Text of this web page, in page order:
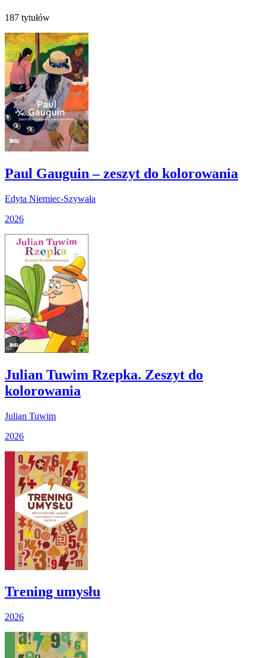
187 tytułów
Paul Gauguin – zeszyt do kolorowania
Edyta Niemiec-Szywała
2026
Julian Tuwim Rzepka. Zeszyt do
kolorowania
Julian Tuwim
2026
Trening umysłu
2026